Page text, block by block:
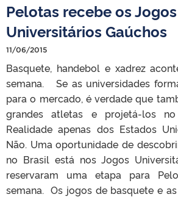
Pelotas recebe os Jogos
Universitários Gaúchos
11/06/2015
Basquete, handebol e xadrez
semana. Se as universidades
para o mercado, é verdade que
grandes atletas e projetá-los no
Realidade apenas dos Estados
Não. Uma oportunidade de
no Brasil está nos Jogos
reservaram uma etapa para
semana. Os jogos de basquete e